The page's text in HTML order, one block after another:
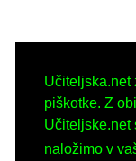
Učiteljska.net
piškotke. Z
Učiteljske.net
naložimo v